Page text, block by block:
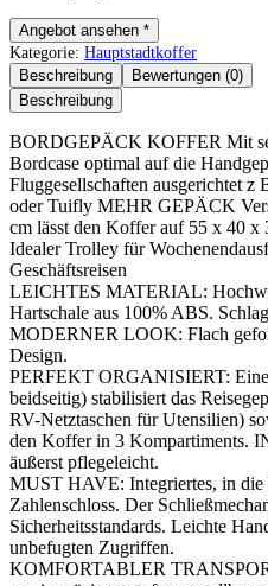
Angebot ansehen *
Kategorie: Hauptstadtkoffer
Beschreibung
Bewertungen (0)
Beschreibung
BORDGEPÄCK KOFFER Mit
Bordcase optimal auf die
Fluggesellschaften ausgerichtet z
oder Tuifly MEHR GEPÄCK
cm lässt den Koffer auf 55 x 40 x
Idealer Trolley für
Geschäftsreisen
LEICHTES MATERIAL:
Hartschale aus 100% ABS.
MODERNER LOOK: Flach
Design.
PERFEKT ORGANISIERT:
beidseitig) stabilisiert das
RV-Netztaschen für Utensilien)
den Koffer in 3 Kompartiments.
äußerst pflegeleicht.
MUST HAVE: Integriertes, in die
Zahlenschloss. Der
Sicherheitsstandards. Leichte
unbefugten Zugriffen.
KOMFORTABLER